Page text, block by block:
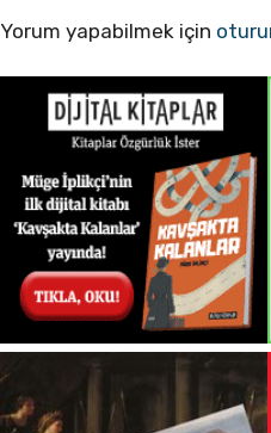
Yorum yapabilmek için